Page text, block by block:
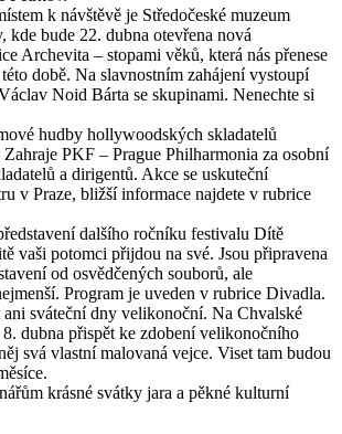
k návštěvě je Středočeské muzeum
kde bude 22. dubna otevřena nová
Archevita – stopami věků, která nás přenese
době. Na slavnostním zahájení vystoupí
Noid Bárta se skupinami. Nenechte si
hudby hollywoodských skladatelů
PKF – Prague Philharmonia za osobní
a dirigentů. Akce se uskuteční
v Praze, bližší informace najdete v rubrice
dalšího ročníku festivalu Dítě
vaši potomci přijdou na své. Jsou připravena
od osvědčených souborů, ale
Program je uveden v rubrice Divadla.
sváteční dny velikonoční. Na Chvalské
dubna přispět ke zdobení velikonočního
svá vlastní malovaná vejce. Viset tam budou
krásné svátky jara a pěkné kulturní